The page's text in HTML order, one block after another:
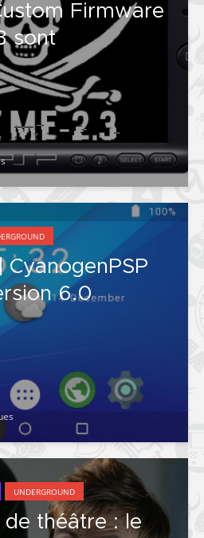
Firmware
sont
CyanogenPSP
6.0
UNDERGROUND
théâtre : le